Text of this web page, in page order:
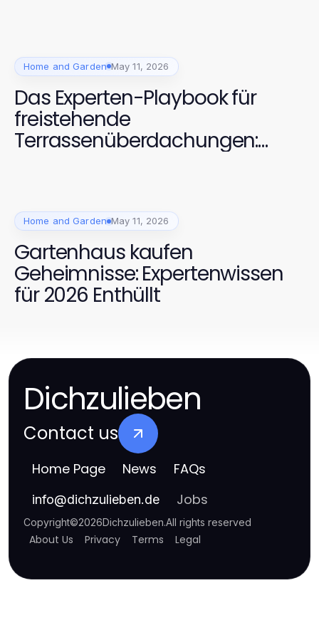
Home and Garden May 11, 2026
Das Experten-Playbook für
freistehende
Terrassenüberdachungen:
Home and Garden May 11, 2026
Gartenhaus kaufen
Geheimnisse: Expertenwissen
für 2026 Enthüllt
Dichzulieben
Contact us
Home Page News FAQs
info@dichzulieben.de Jobs
Copyright©2026Dichzulieben.All rights reserved
About Us Privacy Terms Legal